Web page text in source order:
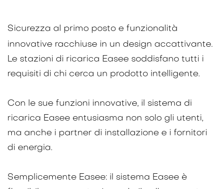
Sicurezza al primo posto e funzionalità
innovative racchiuse in un design accattivante.
Le stazioni di ricarica Easee soddisfano tutti i
requisiti di chi cerca un prodotto intelligente.
Con le sue funzioni innovative, il sistema di
ricarica Easee entusiasma non solo gli utenti,
ma anche i partner di installazione e i fornitori
di energia.
Semplicemente Easee: il sistema Easee è